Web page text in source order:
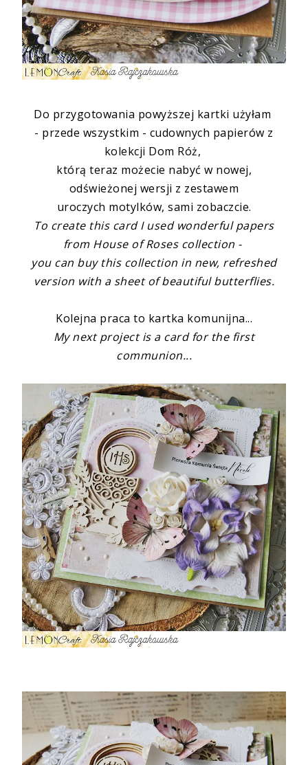
Do przygotowania powyższej kartki użyłam
- przede wszystkim - cudownych papierów z
kolekcji Dom Róż,
którą teraz możecie nabyć w nowej,
odświeżonej wersji z zestawem
uroczych motylków, sami zobaczcie.
To create this card I used wonderful papers
from House of Roses collection -
you can buy this collection in new, refreshed
version with a sheet of beautiful butterflies.
Kolejna praca to kartka komunijna...
My next project is a card for the first
communion...